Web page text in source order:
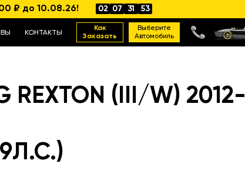
₽ до 10.08.26! 02 07 31 52
КОНТАКТЫ
Как
Заказать
Выберите
Автомобиль
(III/W) 2012-